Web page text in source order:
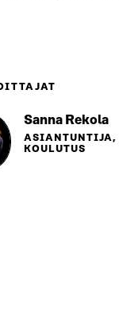
Sanna Rekola
ASIANTUNTIJA,
KOULUTUS